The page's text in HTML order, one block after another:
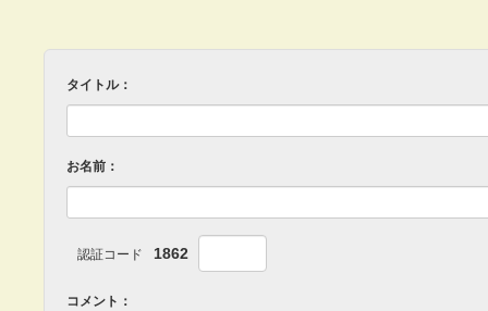
タイトル：
お名前：
認証コード 1862
コメント：